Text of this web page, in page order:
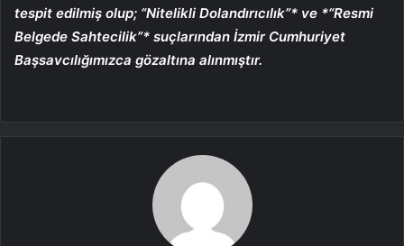
tespit edilmiş olup; “Nitelikli Dolandırıcılık”* ve *“Resmi
Belgede Sahtecilik”* suçlarından İzmir Cumhuriyet
Başsavcılığımızca gözaltına alınmıştır.